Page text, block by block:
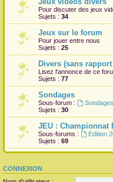
Pour discuter des jeux
Sujets : 34
Jeux sur le forum
Pour jouer entre nous
Sujets : 25
Divers (sans
Lisez l'annonce de ce
Sujets : 77
Sondages
Sous-forum :
Sujets : 30
JEU : Championnat
Sous-forums : Edition
Sujets : 69
CONNEXION